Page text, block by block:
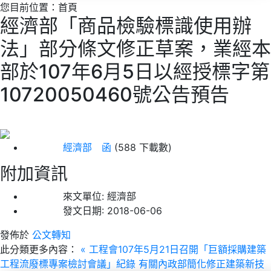
您目前位置： 首頁
經濟部「商品檢驗標識使用辦
法」部分條文修正草案，業經本
部於107年6月5日以經授標字第
10720050460號公告預告
經濟部 函 (588 下載數)
附加資訊
來文單位: 經濟部
發文日期: 2018-06-06
發佈於 公文轉知
此分類更多內容：
« 工程會107年5月21日召開「巨額採購建築
工程流廢標專案檢討會議」紀錄 有關內政部簡化修正建築新技